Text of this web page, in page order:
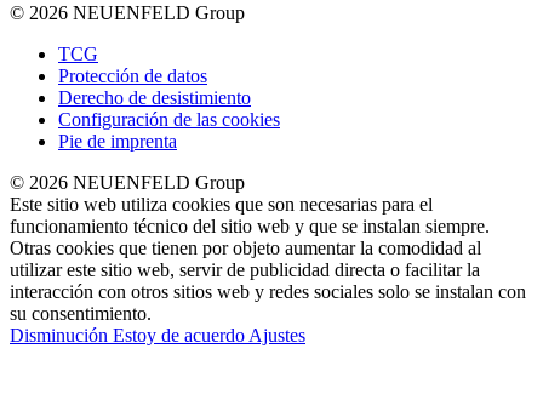
© 2026 NEUENFELD Group
TCG
Protección de datos
Derecho de desistimiento
Configuración de las cookies
Pie de imprenta
© 2026 NEUENFELD Group
Este sitio web utiliza cookies que son necesarias para el
funcionamiento técnico del sitio web y que se instalan siempre.
Otras cookies que tienen por objeto aumentar la comodidad al
utilizar este sitio web, servir de publicidad directa o facilitar la
interacción con otros sitios web y redes sociales solo se instalan con
su consentimiento.
Disminución Estoy de acuerdo Ajustes